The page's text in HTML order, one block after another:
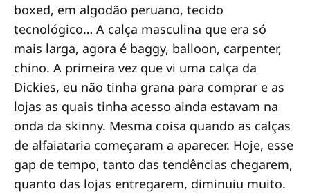
boxed, em algodão peruano, tecido
tecnológico… A calça masculina que era só
mais larga, agora é baggy, balloon, carpenter,
chino. A primeira vez que vi uma calça da
Dickies, eu não tinha grana para comprar e as
lojas as quais tinha acesso ainda estavam na
onda da skinny. Mesma coisa quando as calças
de alfaiataria começaram a aparecer. Hoje, esse
gap de tempo, tanto das tendências chegarem,
quanto das lojas entregarem, diminuiu muito.